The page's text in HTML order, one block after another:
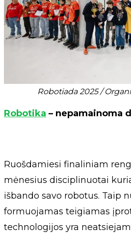
Robotiada 2025 /
Robotika – nepamainoma
Ruošdamiesi finaliniam
mėnesius disciplinuotai
išbando savo robotus. Taip
formuojamas teigiamas
technologijos yra